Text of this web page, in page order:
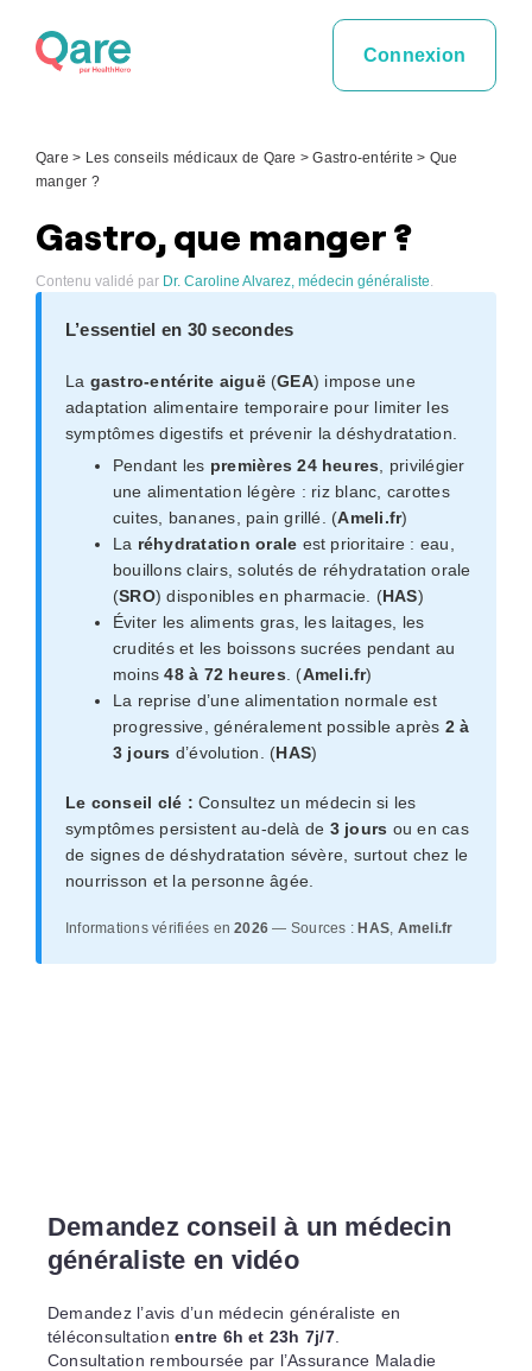
Connexion
Qare > Les conseils médicaux de Qare >Gastro-entérite > Que
manger ?
Gastro, que manger ?
Contenu validé par Dr. Caroline Alvarez, médecin généraliste.
L’essentiel en 30 secondes
La gastro-entérite aiguë(GEA) impose une
adaptation alimentaire temporaire pour limiter les
symptômes digestifs et prévenir la déshydratation.
Pendant les premières 24 heures , privilégier
une alimentation légère : riz blanc, carottes
cuites, bananes, pain grillé. (Ameli.fr)
La réhydratation orale est prioritaire : eau,
bouillons clairs, solutés de réhydratation orale
(SRO) disponibles en pharmacie. (HAS)
Éviter les aliments gras, les laitages, les
crudités et les boissons sucrées pendant au
moins48 à 72 heures . (Ameli.fr)
La reprise d’une alimentation normale est
progressive, généralement possible après 2 à
3 jours d’évolution. (HAS)
Le conseil clé : Consultez un médecin si les
symptômes persistent au-delà de 3 jours ou en cas
de signes de déshydratation sévère, surtout chez le
nourrisson et la personne âgée.
Informations vérifiées en2026 — Sources : HAS, Ameli.fr
Demandez conseil à un médecin
généraliste en vidéo
Demandez l’avis d’un médecin généraliste en
téléconsultationentre 6h et 23h 7j/7.
Consultation remboursée par l’Assurance Maladie